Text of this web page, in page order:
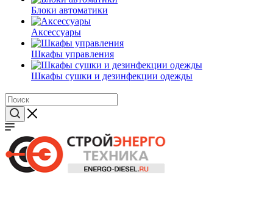
Блоки автоматики
Аксессуары
Шкафы управления
Шкафы сушки и дезинфекции одежды